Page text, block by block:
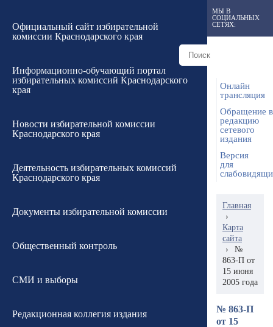
Официальный сайт избирательной
комиссии Краснодарского края
Информационно-обучающий портал
избирательных комиссий Краснодарского
края
Новости избирательной комиссии
Краснодарского края
Деятельность избирательных комиссий
Краснодарского края
Документы избирательной комиссии
Общественный контроль
СМИ и выборы
Редакционная коллегия издания
МЫ В
СОЦИАЛЬНЫХ
СЕТЯХ:
Онлайн
трансляция
Обращение в
редакцию
сетевого
издания
Версия
для
Главная
›
Карта
сайта
›
№
863-П от
15 июня
2005 года
№ 863-П
от 15